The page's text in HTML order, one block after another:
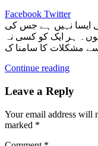
Facebook Twitter
ایسا نہیں ہے جس کی
ہر ایک کو کسی نہ
Continue reading
Leave a Reply
Your email address will
marked *